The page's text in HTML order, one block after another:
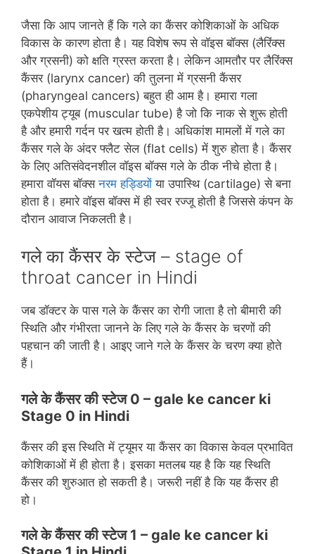
जैसा कि आप जानते हैं कि गले का कैंसर कोशिकाओं के अधिक
विकास के कारण होता है। यह विशेष रूप से वॉइस बॉक्स (लैरिंक्स
और ग्रसनी) को क्षति ग्रस्‍त करता है। लेकिन आमतौर पर लैरिंक्स
कैंसर (larynx cancer) की तुलना में ग्रसनी कैंसर
(pharyngeal cancers) बहुत ही आम है। हमारा गला
एकपेशीय ट्यूब (muscular tube) है जो कि नाक से शुरू होती
है और हमारी गर्दन पर खत्‍म होती है। अधिकांश मामलों में गले का
कैंसर गले के अंदर फ्लैट सेल (flat cells) में शुरु होता है। कैंसर
के लिए अतिसंवेदनशील वॉइस बॉक्‍स गले के ठीक नीचे होता है।
हमारा वॉयस बॉक्‍सनरम हड्डियों या उपास्थि (cartilage) से बना
होता है। हमारे वॉइस बॉक्‍स में ही स्‍वर रज्‍जू होती है जिससे कंपन के
दौरान आवाज निकलती है।
गले का कैंसर के स्‍टेज – stage of
throat cancer in Hindi
जब डॉक्‍टर के पास गले के कैंसर का रोगी जाता है तो बीमारी की
स्थिति और गंभीरता जानने के लिए गले के कैंसर के चरणों की
पहचान की जाती है। आइए जाने गले के कैंसर के चरण क्‍या होते
हैं।
गले के कैंसर की स्‍टेज 0 – gale ke cancer ki
Stage 0 in Hindi
कैंसर की इस स्थिति में ट्यूमर या कैंसर का विकास केवल प्रभावित
कोशिकाओं में ही होता है। इसका मतलब यह है कि यह स्थिति
कैंसर की शुरुआत हो सकती है। जरूरी नहीं है कि यह कैंसर ही
हो।
गले के कैंसर की स्‍टेज 1 – gale ke cancer ki